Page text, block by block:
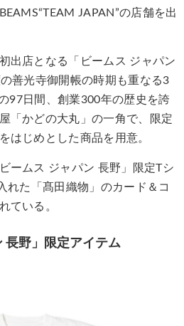
JAPAN”の店舗を出
出店となる「ビームス ジャパン
善光寺御開帳の時期も重なる3
97日間、創業300年の歴史を誇
「かどの大丸」の一角で、限定
はじめとした商品を用意。
ームス ジャパン 長野」限定Tシ
れた「髙田織物」のカード＆コ
ている。
長野」限定アイテム